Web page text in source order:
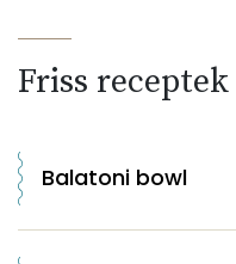
Friss receptek
Balatoni bowl